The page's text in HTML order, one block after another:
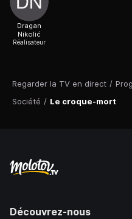
Regarder la TV en direct /
Société / Le croque-mort
Dragan
Nikolić
Réalisateur
Découvrez-nous